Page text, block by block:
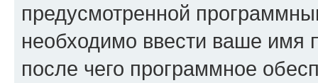
предусмотренной
необходимо ввести ваше имя
после чего программное